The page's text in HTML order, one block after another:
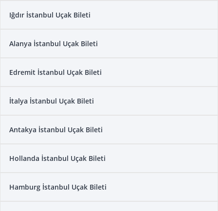
Iğdır İstanbul Uçak Bileti
Alanya İstanbul Uçak Bileti
Edremit İstanbul Uçak Bileti
İtalya İstanbul Uçak Bileti
Antakya İstanbul Uçak Bileti
Hollanda İstanbul Uçak Bileti
Hamburg İstanbul Uçak Bileti